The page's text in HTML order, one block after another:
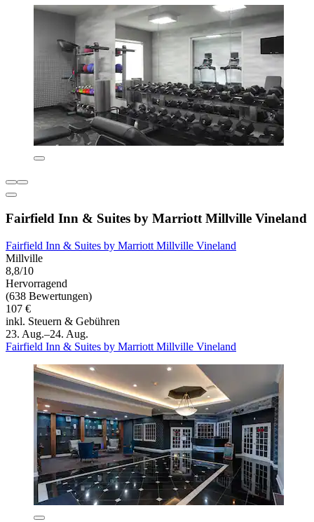
Fairfield Inn & Suites by Marriott Millville Vineland
Fairfield Inn & Suites by Marriott Millville Vineland
Millville
8,8/10
Hervorragend
(638 Bewertungen)
107 €
inkl. Steuern & Gebühren
23. Aug.–24. Aug.
Fairfield Inn & Suites by Marriott Millville Vineland